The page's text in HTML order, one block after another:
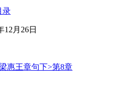
录
12月26日
惠王章句下>第8章